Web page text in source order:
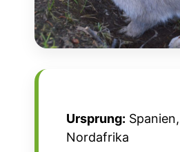
Ursprung:
Nordafrika